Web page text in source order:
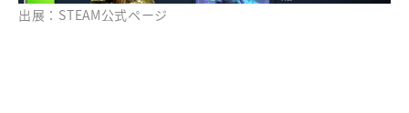
出展：STEAM公式ページ